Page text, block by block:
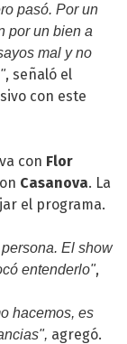
pasó. Por un
por un bien a
mal y no
, señaló el
con este
con Flor
Casanova. La
el programa.
El show
entenderlo",
hacemos, es
agregó.